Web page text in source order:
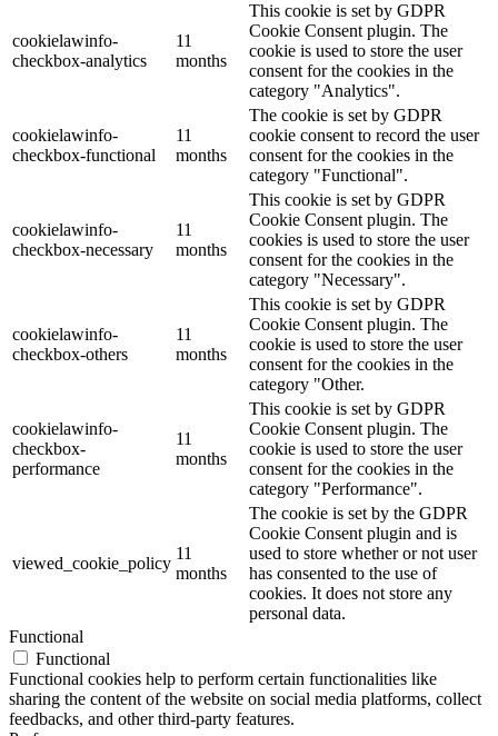
cookielawinfo-
checkbox-analytics
11
months
This cookie is set by GDPR
Cookie Consent plugin. The
cookie is used to store the user
consent for the cookies in the
category "Analytics".
cookielawinfo-
checkbox-functional
11
months
The cookie is set by GDPR
cookie consent to record the user
consent for the cookies in the
category "Functional".
cookielawinfo-
checkbox-necessary
11
months
This cookie is set by GDPR
Cookie Consent plugin. The
cookies is used to store the user
consent for the cookies in the
category "Necessary".
cookielawinfo-
checkbox-others
11
months
This cookie is set by GDPR
Cookie Consent plugin. The
cookie is used to store the user
consent for the cookies in the
category "Other.
cookielawinfo-
checkbox-
performance
11
months
This cookie is set by GDPR
Cookie Consent plugin. The
cookie is used to store the user
consent for the cookies in the
category "Performance".
viewed_cookie_policy
11
months
The cookie is set by the GDPR
Cookie Consent plugin and is
used to store whether or not user
has consented to the use of
cookies. It does not store any
personal data.
Functional
Functional
Functional cookies help to perform certain functionalities like
sharing the content of the website on social media platforms, collect
feedbacks, and other third-party features.